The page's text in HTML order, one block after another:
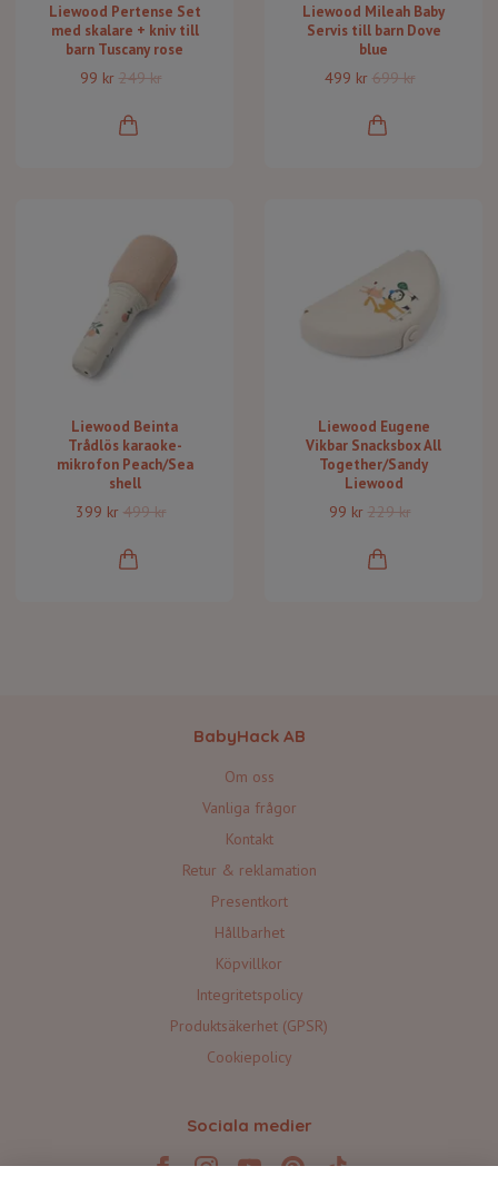
Liewood Pertense Set
med skalare + kniv till
barn Tuscany rose
99 kr 249 kr
Liewood Mileah Baby
Servis till barn Dove
blue
499 kr 699 kr
Liewood Beinta
Trådlös karaoke-
mikrofon Peach/Sea
shell
399 kr 499 kr
Liewood Eugene
Vikbar Snacksbox All
Together/Sandy
Liewood
99 kr 229 kr
BabyHack AB
Om oss
Vanliga frågor
Kontakt
Retur & reklamation
Presentkort
Hållbarhet
Köpvillkor
Integritetspolicy
Produktsäkerhet (GPSR)
Cookiepolicy
Sociala medier